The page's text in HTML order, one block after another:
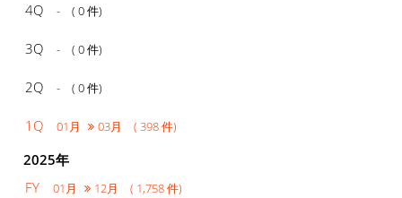
4Q - ( 0 件)
3Q - ( 0 件)
2Q - ( 0 件)
1Q 01月 03月 ( 398 件)
2025年
FY 01月 12月 ( 1,758 件)